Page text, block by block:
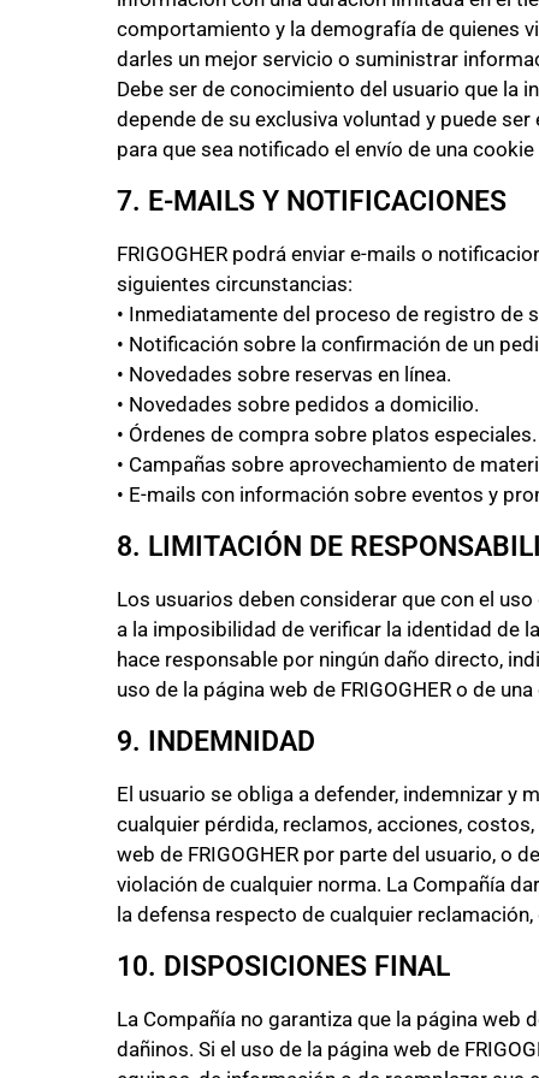
comportamiento y la demografía de quienes
darles un mejor servicio o suministrar
Debe ser de conocimiento del usuario que la
depende de su exclusiva voluntad y puede
para que sea notificado el envío de una
7. E-MAILS Y NOTIFICACIONES
FRIGOGHER podrá enviar e-mails o
siguientes circunstancias:
• Inmediatamente del proceso de registro de
• Notificación sobre la confirmación de un
• Novedades sobre reservas en línea.
• Novedades sobre pedidos a domicilio.
• Órdenes de compra sobre platos especiales.
• Campañas sobre aprovechamiento de
• E-mails con información sobre eventos y
8. LIMITACIÓN DE
Los usuarios deben considerar que con el
a la imposibilidad de verificar la identidad de
hace responsable por ningún daño directo,
uso de la página web de FRIGOGHER o de
9. INDEMNIDAD
El usuario se obliga a defender, indemnizar y
cualquier pérdida, reclamos, acciones,
web de FRIGOGHER por parte del usuario, o
violación de cualquier norma. La Compañía
la defensa respecto de cualquier
10. DISPOSICIONES FINAL
La Compañía no garantiza que la página web
dañinos. Si el uso de la página web de